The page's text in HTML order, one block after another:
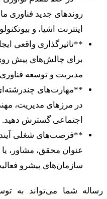
روندهای جدید فناوری
اینترنت اشیا، و
**تاثیرگذاری واقعی
برای چالش‌های پیش
مدیریت و توسعه فناوری
**مهارت‌های
در مرزهای مدیریت،
اجتماعی گسترش دهید.
**فرصت‌های شغلی
عنوان محقق، مشاور، یا
سازمان‌های پیشرو
رساله شما می‌تواند به